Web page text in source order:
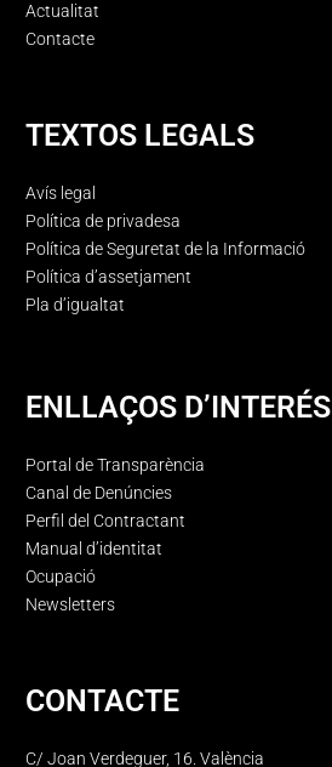
Actualitat
Contacte
TEXTOS LEGALS
Avís legal
Política de privadesa
Política de Seguretat de la Informació
Política d’assetjament
Pla d’igualtat
ENLLAÇOS D’INTERÉS
Portal de Transparència
Canal de Denúncies
Perfil del Contractant
Manual d’identitat
Ocupació
Newsletters
CONTACTE
C/ Joan Verdeguer, 16. València